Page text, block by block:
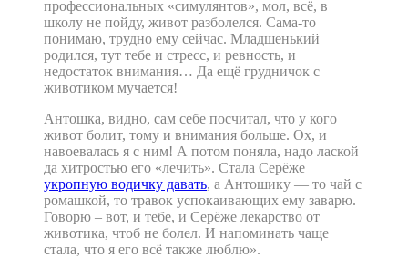
профессиональных «симулянтов», мол, всё, в
школу не пойду, живот разболелся. Сама-то
понимаю, трудно ему сейчас. Младшенький
родился, тут тебе и стресс, и ревность, и
недостаток внимания… Да ещё грудничок с
животиком мучается!
Антошка, видно, сам себе посчитал, что у кого
живот болит, тому и внимания больше. Ох, и
навоевалась я с ним! А потом поняла, надо лаской
да хитростью его «лечить». Стала Серёже
укропную водичку давать, а Антошику — то чай с
ромашкой, то травок успокаивающих ему заварю.
Говорю – вот, и тебе, и Серёже лекарство от
животика, чтоб не болел. И напоминать чаще
стала, что я его всё также люблю».